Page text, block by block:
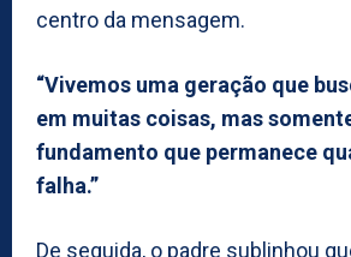
centro da mensagem.
“Vivemos uma geração que
em muitas coisas, mas
fundamento que permanece
falha.”
De seguida, o padre sublinhou